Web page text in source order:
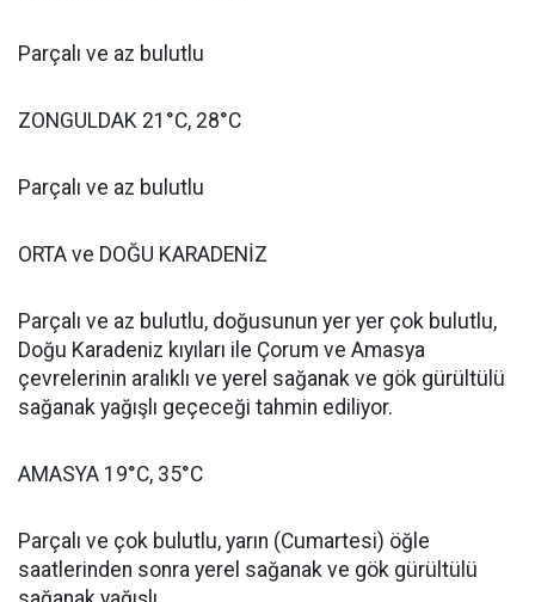
Parçalı ve az bulutlu
ZONGULDAK 21°C, 28°C
Parçalı ve az bulutlu
ORTA ve DOĞU KARADENİZ
Parçalı ve az bulutlu, doğusunun yer yer çok bulutlu,
Doğu Karadeniz kıyıları ile Çorum ve Amasya
çevrelerinin aralıklı ve yerel sağanak ve gök gürültülü
sağanak yağışlı geçeceği tahmin ediliyor.
AMASYA 19°C, 35°C
Parçalı ve çok bulutlu, yarın (Cumartesi) öğle
saatlerinden sonra yerel sağanak ve gök gürültülü